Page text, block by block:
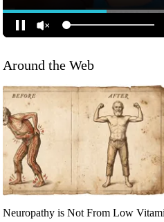
Around the Web
Neuropathy is Not From Low